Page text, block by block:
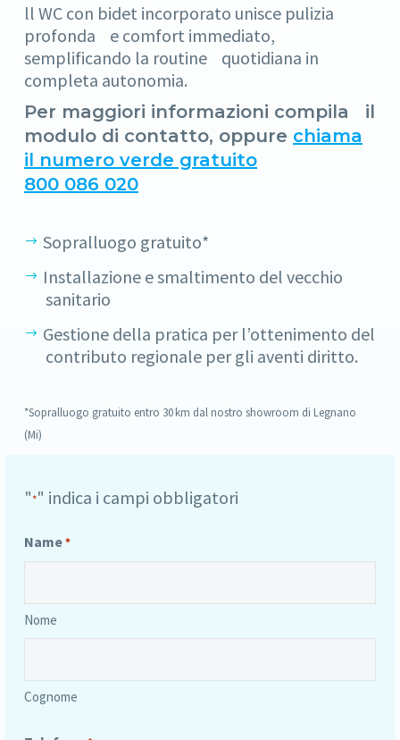
ll WC con bidet incorporato unisce pulizia
profonda e comfort immediato,
semplificando la routine quotidiana in
completa autonomia.
Per maggiori informazioni compila il
modulo di contatto, oppure chiama
il numero verde gratuito
800 086 020
Sopralluogo gratuito*
Installazione e smaltimento del vecchio
sanitario
Gestione della pratica per l’ottenimento del
contributo regionale per gli aventi diritto.
*Sopralluogo gratuito entro 30 km dal nostro showroom di Legnano
(Mi)
"*" indica i campi obbligatori
Name*
Nome
Cognome